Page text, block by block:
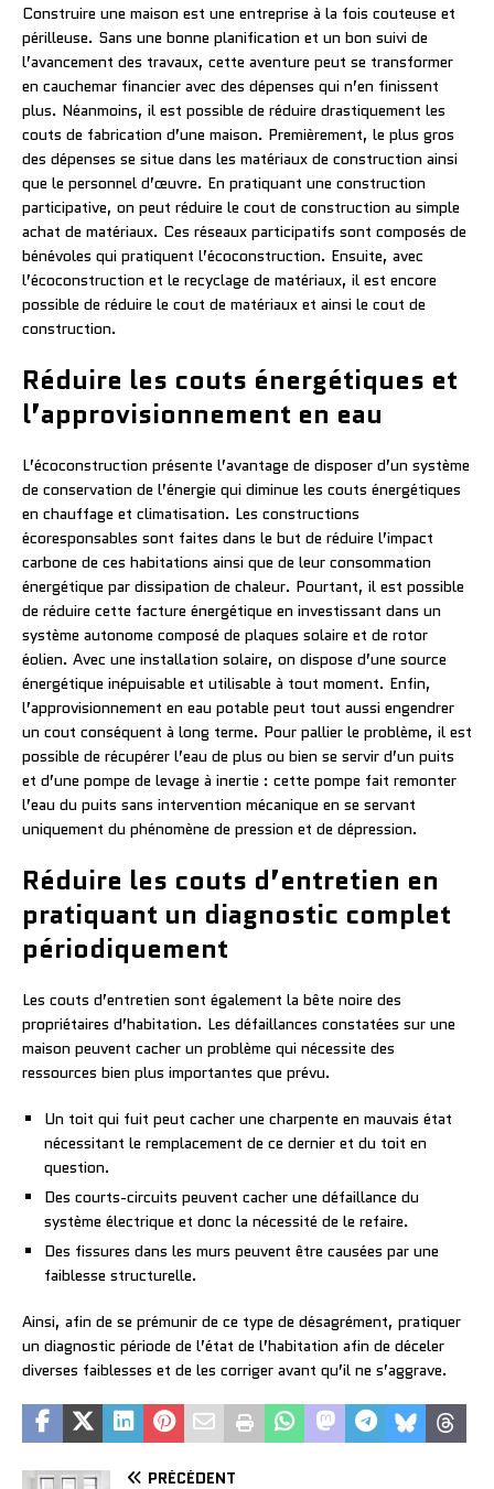
Construire une maison est une entreprise à la fois couteuse et
périlleuse. Sans une bonne planification et un bon suivi de
l’avancement des travaux, cette aventure peut se transformer
en cauchemar financier avec des dépenses qui n’en finissent
plus. Néanmoins, il est possible de réduire drastiquement les
couts de fabrication d’une maison. Premièrement, le plus gros
des dépenses se situe dans les matériaux de construction ainsi
que le personnel d’œuvre. En pratiquant une construction
participative, on peut réduire le cout de construction au simple
achat de matériaux. Ces réseaux participatifs sont composés de
bénévoles qui pratiquent l’écoconstruction. Ensuite, avec
l’écoconstruction et le recyclage de matériaux, il est encore
possible de réduire le cout de matériaux et ainsi le cout de
construction.
Réduire les couts énergétiques et
l’approvisionnement en eau
L’écoconstruction présente l’avantage de disposer d’un système
de conservation de l’énergie qui diminue les couts énergétiques
en chauffage et climatisation. Les constructions
écoresponsables sont faites dans le but de réduire l’impact
carbone de ces habitations ainsi que de leur consommation
énergétique par dissipation de chaleur. Pourtant, il est possible
de réduire cette facture énergétique en investissant dans un
système autonome composé de plaques solaire et de rotor
éolien. Avec une installation solaire, on dispose d’une source
énergétique inépuisable et utilisable à tout moment. Enfin,
l’approvisionnement en eau potable peut tout aussi engendrer
un cout conséquent à long terme. Pour pallier le problème, il est
possible de récupérer l’eau de plus ou bien se servir d’un puits
et d’une pompe de levage à inertie : cette pompe fait remonter
l’eau du puits sans intervention mécanique en se servant
uniquement du phénomène de pression et de dépression.
Réduire les couts d’entretien en
pratiquant un diagnostic complet
périodiquement
Les couts d’entretien sont également la bête noire des
propriétaires d’habitation. Les défaillances constatées sur une
maison peuvent cacher un problème qui nécessite des
ressources bien plus importantes que prévu.
Un toit qui fuit peut cacher une charpente en mauvais état
nécessitant le remplacement de ce dernier et du toit en
question.
Des courts-circuits peuvent cacher une défaillance du
système électrique et donc la nécessité de le refaire.
Des fissures dans les murs peuvent être causées par une
faiblesse structurelle.
Ainsi, afin de se prémunir de ce type de désagrément, pratiquer
un diagnostic période de l’état de l’habitation afin de déceler
diverses faiblesses et de les corriger avant qu’il ne s’aggrave.
PRÉCÉDENT